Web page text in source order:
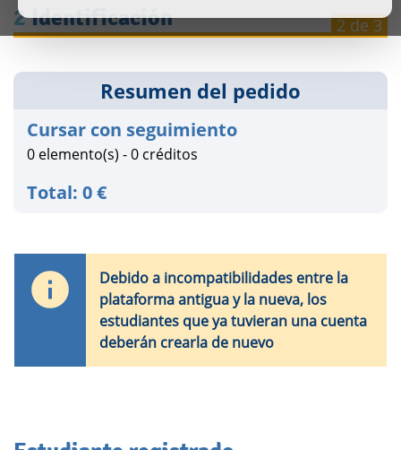
2 Identificación 2 de 3
Resumen del pedido
Cursar con seguimiento
0 elemento(s) - 0 créditos
Total: 0 €
Debido a incompatibilidades entre la
plataforma antigua y la nueva, los
estudiantes que ya tuvieran una cuenta
deberán crearla de nuevo